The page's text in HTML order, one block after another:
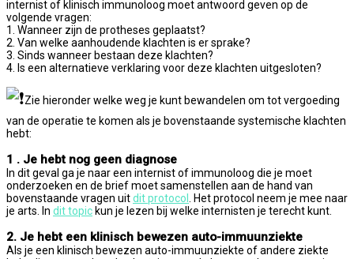
internist of klinisch immunoloog moet antwoord geven op de
volgende vragen:
1. Wanneer zijn de protheses geplaatst?
2. Van welke aanhoudende klachten is er sprake?
3. Sinds wanneer bestaan deze klachten?
4. Is een alternatieve verklaring voor deze klachten uitgesloten?
Zie hieronder welke weg je kunt bewandelen om tot vergoeding
van de operatie te komen als je bovenstaande systemische klachten
hebt:
1 . Je hebt nog geen diagnose
In dit geval ga je naar een internist of immunoloog die je moet
onderzoeken en de brief moet samenstellen aan de hand van
bovenstaande vragen uitdit protocol . Het protocol neem je mee naar
je arts. In dit topic kun je lezen bij welke internisten je terecht kunt.
2. Je hebt een klinisch bewezen auto-immuunziekte
Als je een klinisch bewezen auto-immuunziekte of andere ziekte